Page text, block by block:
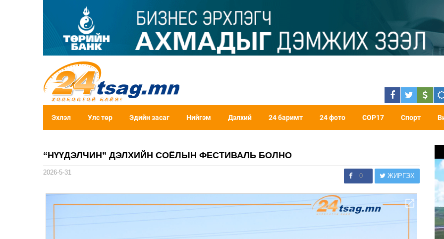
Эхлэл Улс төр Эдийн засаг Нийгэм Дэлхий 24 баримт 24 фото COP17 Спорт
“НҮҮДЭЛЧИН” ДЭЛХИЙН СОЁЛЫН ФЕСТИВАЛЬ БОЛНО
2026-5-31 0 ЖИРГЭХ